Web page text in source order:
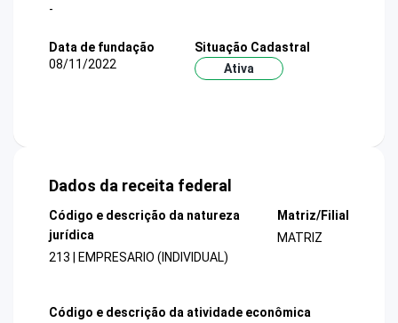
-
Data de fundação
08/11/2022
Situação Cadastral
Ativa
Dados da receita federal
Código e descrição da natureza
jurídica
213 | EMPRESARIO (INDIVIDUAL)
Matriz/Filial
MATRIZ
Código e descrição da atividade econômica